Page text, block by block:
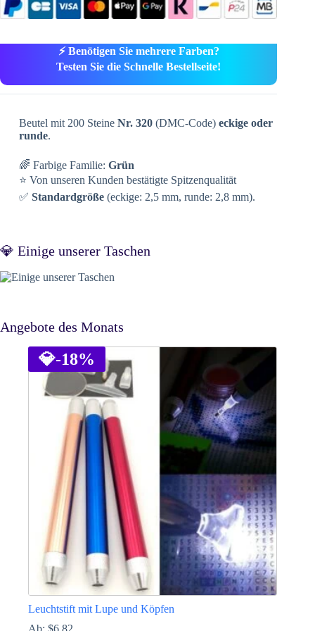
⚡ Benötigen Sie mehrere Farben?
Testen Sie die Schnelle Bestellseite!
Beutel mit 200 Steine Nr. 320(DMC-Code) eckige oder
runde.
🌈 Farbige Familie: Grün
⭐ Von unseren Kunden bestätigte Spitzenqualität
✅ Standardgröße(eckige: 2,5 mm, runde: 2,8 mm).
💎 Einige unserer Taschen
Angebote des Monats
💎-18%
Leuchtstift mit Lupe und Köpfen